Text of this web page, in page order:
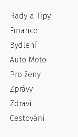
Rady a Tipy
Finance
Bydlení
Auto Moto
Pro ženy
Zprávy
Zdraví
Cestování